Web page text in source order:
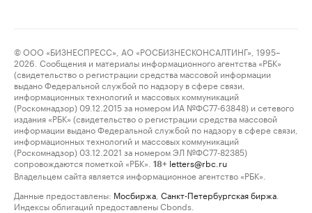
© ООО «БИЗНЕСПРЕСС», АО «РОСБИЗНЕСКОНСАЛТИНГ», 1995–
2026. Сообщения и материалы информационного агентства «РБК»
(свидетельство о регистрации средства массовой информации
выдано Федеральной службой по надзору в сфере связи,
информационных технологий и массовых коммуникаций
(Роскомнадзор) 09.12.2015 за номером ИА №ФС77-63848) и сетевого
издания «РБК» (свидетельство о регистрации средства массовой
информации выдано Федеральной службой по надзору в сфере связи,
информационных технологий и массовых коммуникаций
(Роскомнадзор) 03.12.2021 за номером ЭЛ №ФС77-82385)
сопровождаются пометкой «РБК».
18+ letters@rbc.ru
Владельцем сайта является информационное агентство «РБК».
Данные предоставлены: Мосбиржа Санкт-Петербургская биржа
Индексы облигаций предоставлены Cbonds.